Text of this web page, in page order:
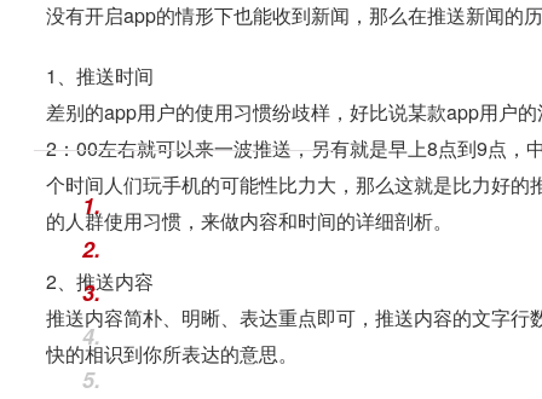
没有开启app的情形下也能收到新闻，那么在推送新闻的
1、推送时间
差别的app用户的使用习惯纷歧样，好比说某款app用户
2：00左右就可以来一波推送，另有就是早上8点到9点
个时间人们玩手机的可能性比力大，那么这就是比力好
的人群使用习惯，来做内容和时间的详细剖析。
2、推送内容
推送内容简朴、明晰、表达重点即可，推送内容的文字
快的相识到你所表达的意思。
1.
2.
3.
4.
5.